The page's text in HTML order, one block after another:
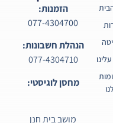
הזמנות:
077-4304700
הנהלת חשבונות:
077-4304710
מחסן לוגיסטי:
מושב בית חנן